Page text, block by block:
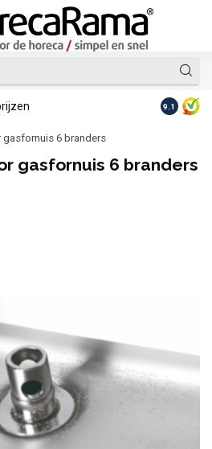
Op
9.1
6 branders
gasfornuis 6 branders